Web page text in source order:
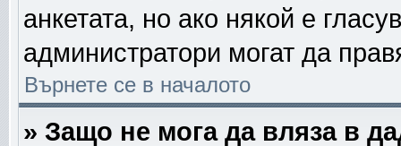
анкетата, но ако някой е
администратори могат да
Върнете се в началото
» Защо не мога да вляза в